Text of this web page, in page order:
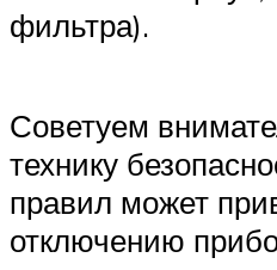
фильтра).
Советуем
технику
правил может
отключению